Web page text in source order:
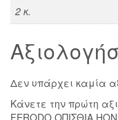
FMD0467
ποσότητα
2 κ.
Δεν υπάρχει καμία
Κάνετε την πρώτη